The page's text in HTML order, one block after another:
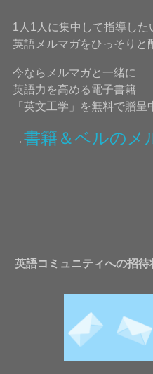
1人1人に集中して指導した
英語メルマガをひっそりと
今ならメルマガと一緒に
英語力を高める電子書籍
「英文工学」を無料で贈呈
→書籍＆ベルのメ
英語コミュニティへの招待